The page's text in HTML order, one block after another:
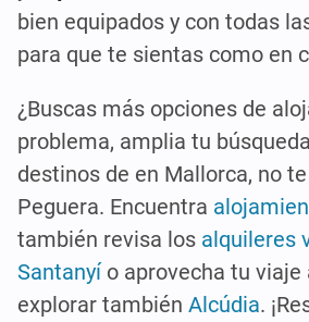
bien equipados y con todas
para que te sientas como en
¿Buscas más opciones de
problema, amplia tu
destinos de en Mallorca, no
Peguera. Encuentra
también revisa los alquileres
Santanyío aprovecha tu viaje
explorar también Alcúdia.